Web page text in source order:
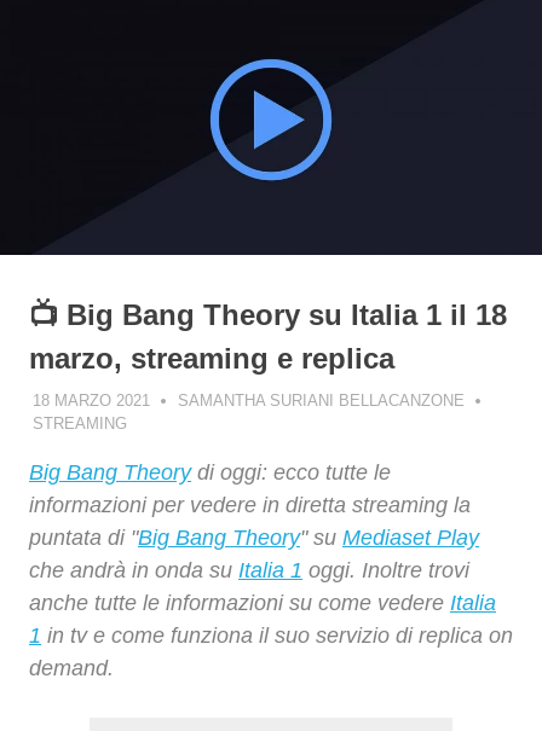
📺 Big Bang Theory su Italia 1 il 18
marzo, streaming e replica
18 MARZO 2021
SAMANTHA SURIANI BELLACANZONE
STREAMING
Big Bang Theorydi oggi: ecco tutte le
informazioni per vedere in diretta streaming la
puntata di "Big Bang Theory" su Mediaset Play
che andrà in onda su Italia 1 oggi. Inoltre trovi
anche tutte le informazioni su come vedere Italia
1 in tv e come funziona il suo servizio di replica on
demand.